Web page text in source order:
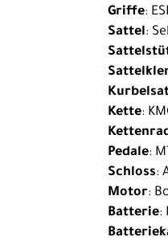
Griffe:
Sattel:
Kette:
Pedale:
Schloss:
Motor:
Batterie: